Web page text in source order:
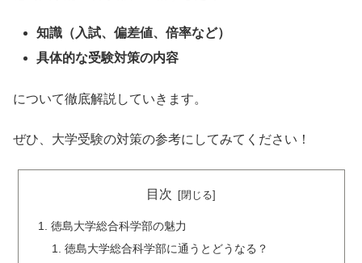
知識（入試、偏差値、倍率など）
具体的な受験対策の内容
について徹底解説していきます。
ぜひ、大学受験の対策の参考にしてみてください！
目次
徳島大学総合科学部の魅力
徳島大学総合科学部に通うとどうなる？